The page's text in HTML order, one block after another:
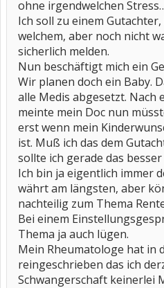
ohne irgendwelchen
Ich soll zu einem
welchem, aber noch nicht
sicherlich melden.
Nun beschäftigt mich ein
Wir planen doch ein Baby.
alle Medis abgesetzt. Nach
meinte mein Doc nun
erst wenn mein
ist. Muß ich das dem
sollte ich gerade das
Ich bin ja eigentlich immer
währt am längsten, aber
nachteilig zum Thema
Bei einem
Thema ja auch lügen.
Mein Rheumatologe hat in
reingeschrieben das ich
Schwangerschaft keinerlei